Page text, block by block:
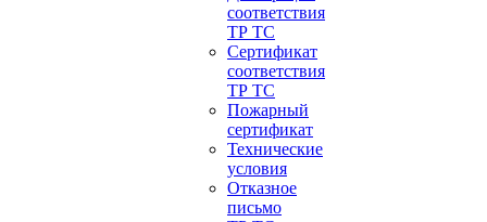
соответствия
ТР ТС
Сертификат
соответствия
ТР ТС
Пожарный
сертификат
Технические
условия
Отказное
письмо